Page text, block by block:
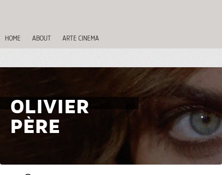
HOME ABOUT ARTE CINEMA
OLIVIER
PÈRE